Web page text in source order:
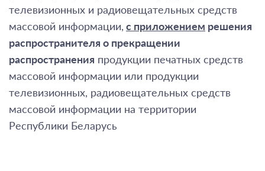
телевизионных и радиовещательных средств
массовой информации, с приложением решения
распространителя о прекращении
распространения продукции печатных средств
массовой информации или продукции
телевизионных, радиовещательных средств
массовой информации на территории
Республики Беларусь